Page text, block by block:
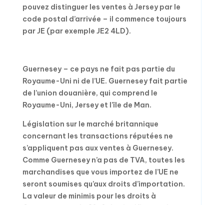
pouvez distinguer les ventes à Jersey par le
code postal d’arrivée – il commence toujours
par JE (par exemple JE2 4LD).
Guernesey – ce pays ne fait pas partie du
Royaume-Uni ni de l’UE. Guernesey fait partie
de l’union douanière, qui comprend le
Royaume-Uni, Jersey et l’île de Man.
Législation sur le marché britannique
concernant les transactions réputées ne
s’appliquent pas aux ventes à Guernesey.
Comme Guernesey n’a pas de TVA, toutes les
marchandises que vous importez de l’UE ne
seront soumises qu’aux droits d’importation.
La valeur de minimis pour les droits à